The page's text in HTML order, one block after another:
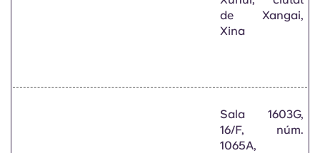
de Xangai,
Xina
Sala 1603G,
16/F, núm.
1065A,